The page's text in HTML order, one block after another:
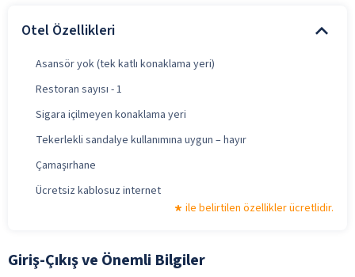
Otel Özellikleri
Asansör yok (tek katlı konaklama yeri)
Restoran sayısı - 1
Sigara içilmeyen konaklama yeri
Tekerlekli sandalye kullanımına uygun – hayır
Çamaşırhane
Ücretsiz kablosuz internet
ile belirtilen özellikler ücretlidir.
Giriş-Çıkış ve Önemli Bilgiler